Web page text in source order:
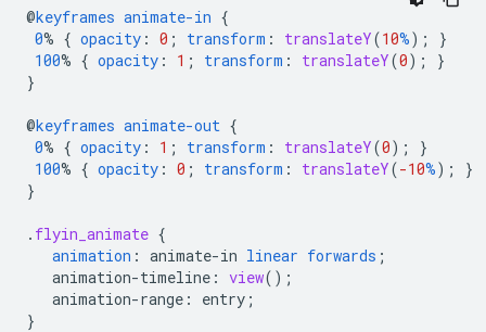
@keyframes animate-in {
0% { opacity : 0 ; transform : translateY(10%);
}
100% { opacity : 1 ; transform : translateY(0);
}
}
@keyframes animate-out {
0% { opacity : 1 ; transform : translateY(0);
}
100% { opacity : 0 ; transform : translateY(-10%);
}
}
. flyin_animate {
animation : animate-in linear forwards ;
animation-timeline : view();
animation-range : entry ;
}